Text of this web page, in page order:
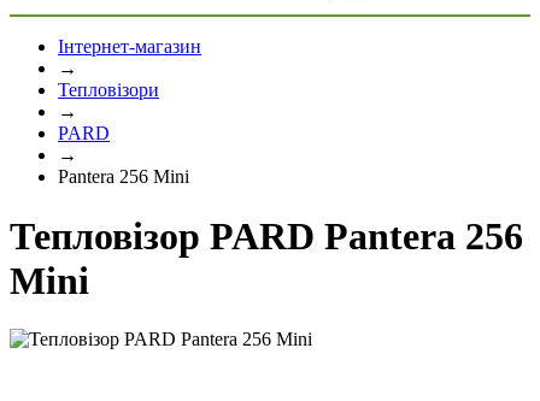
Інтернет-магазин
→
Тепловізори
→
PARD
→
Pantera 256 Mini
Тепловізор PARD Pantera 256
Mini